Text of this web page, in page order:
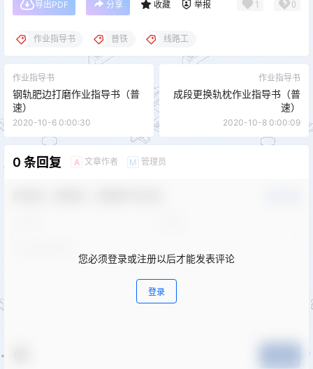
导出PDF 分享 收藏 举报 1 0
作业指导书 普铁 线路工
作业指导书
钢轨肥边打磨作业指导书（普
速）
2020-10-6 0:00:30
作业指导书
成段更换轨枕作业指导书（普
速）
2020-10-8 0:00:09
0 条回复 A 文章作者 M 管理员
您必须登录或注册以后才能发表评论
登录